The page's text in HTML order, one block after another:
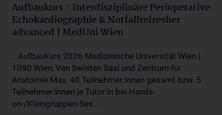
Aufbaukurs - Interdisziplinäre Perioperative
Echokardiographie & Notfallrefresher
advanced | MedUni Wien
...Aufbaukurs 2026 Medizinische Universität Wien |
1090 Wien, Van Swieten Saal und Zentrum für
Anatomie Max. 40 Teilnehmer:innen gesamt bzw. 5
Teilnehmer:innen je Tutor:in bei Hands-
on-/Kleingruppen-Ses...